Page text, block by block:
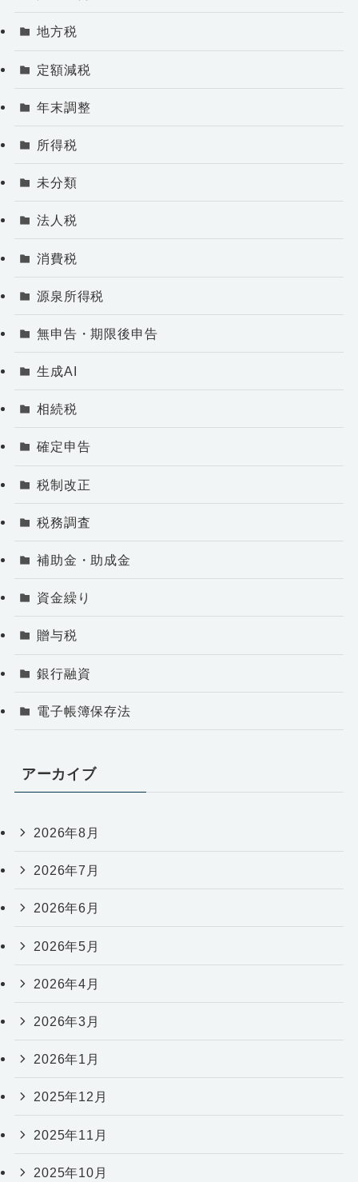
地方税
定額減税
年末調整
所得税
未分類
法人税
消費税
源泉所得税
無申告・期限後申告
生成AI
相続税
確定申告
税制改正
税務調査
補助金・助成金
資金繰り
贈与税
銀行融資
電子帳簿保存法
アーカイブ
2026年8月
2026年7月
2026年6月
2026年5月
2026年4月
2026年3月
2026年1月
2025年12月
2025年11月
2025年10月